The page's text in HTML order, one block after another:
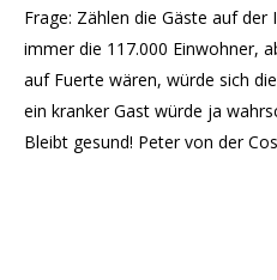
Frage: Zählen die Gäste auf der
immer die 117.000 Einwohner,
auf Fuerte wären, würde sich
ein kranker Gast würde ja
Bleibt gesund! Peter von der